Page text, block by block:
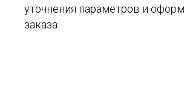
уточнения параметров и
заказа.